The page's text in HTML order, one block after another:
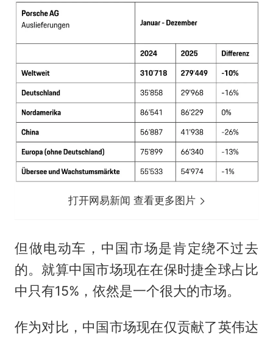
打开网易新闻 查看更多图片
但做电动车，中国市场是肯定绕不过去
的。就算中国市场现在在保时捷全球占比
中只有15%，依然是一个很大的市场。
作为对比，中国市场现在仅贡献了英伟达